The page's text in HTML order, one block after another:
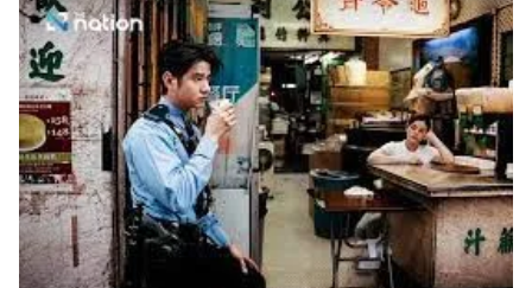
Liên hệ quảng cáo:
024-7300.7108